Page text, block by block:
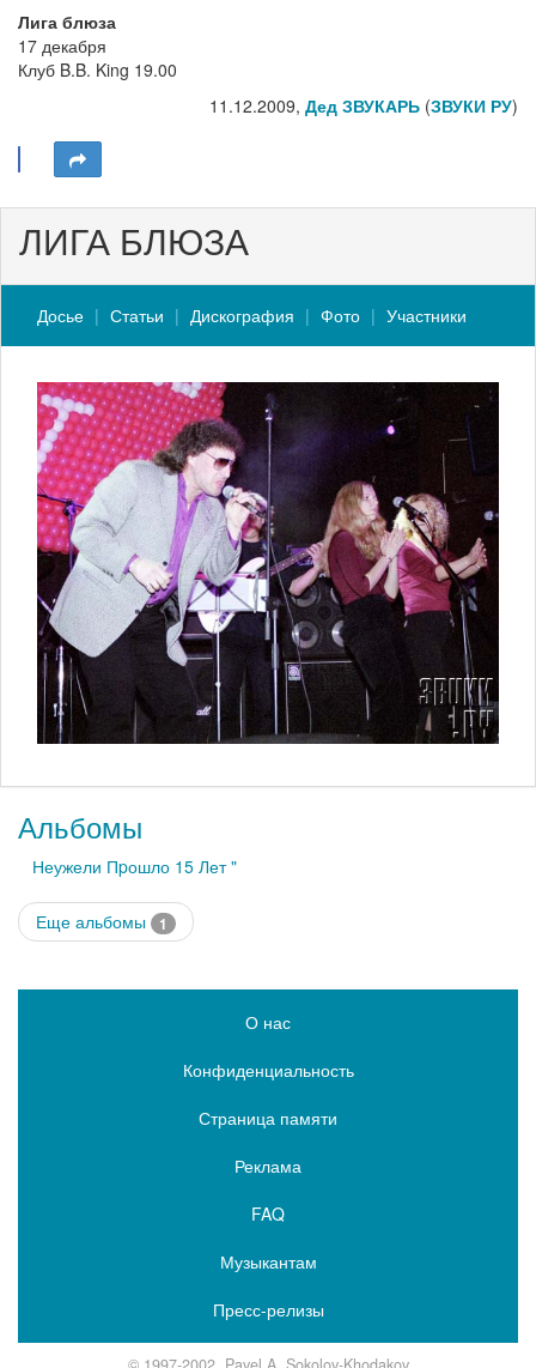
Лига блюза
17 декабря
Клуб B.B. King 19.00
11.12.2009, Дед ЗВУКАРЬ (ЗВУКИ РУ)
ЛИГА БЛЮЗА
Досье Статьи Дискография Фото Участники
Альбомы
Неужели Пpошло 15 Лет "
Еще альбомы 1
О нас
Конфиденциальность
Страница памяти
Реклама
FAQ
Музыкантам
Пресс-релизы